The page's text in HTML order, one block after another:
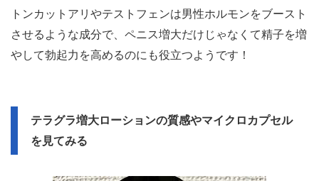
トンカットアリやテストフェンは男性ホルモンをブースト
させるような成分で、ペニス増大だけじゃなくて精子を増
やして勃起力を高めるのにも役立つようです！
テラグラ増大ローションの質感やマイクロカプセル
を見てみる